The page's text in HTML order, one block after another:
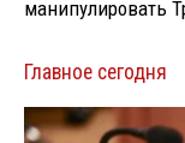
манипулировать
Главное сегодня